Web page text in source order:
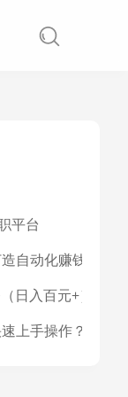
平台
动化赚钱系统
日入百元+）
上手操作？